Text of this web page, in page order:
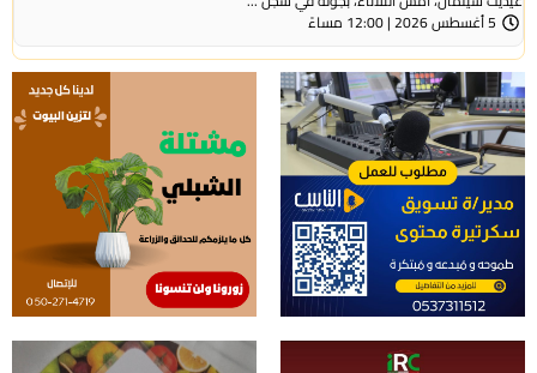
5 أغسطس 2026 | 12:00 مساءً